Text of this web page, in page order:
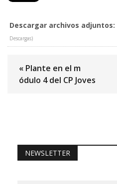
Descargar archivos adjuntos:
Descargas)
« Plante en el m
ódulo 4 del CP Joves
NEWSLETTER